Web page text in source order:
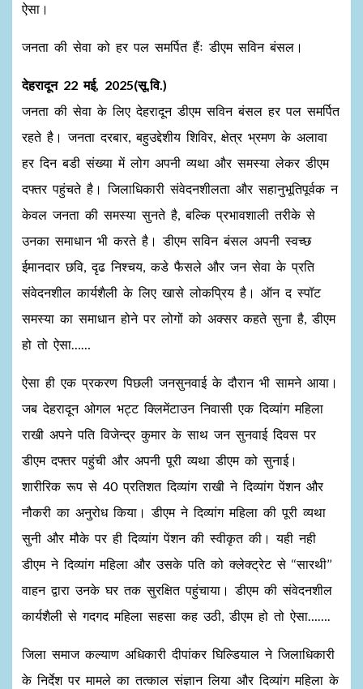
ऐसा।
जनता की सेवा को हर पल समर्पित हैंः डीएम सविन बंसल।
देहरादून 22 मई, 2025(सू.वि.)
जनता की सेवा के लिए देहरादून डीएम सविन बंसल हर पल समर्पित
रहते है। जनता दरबार, बहुउद्देशीय शिविर, क्षेत्र भ्रमण के अलावा
हर दिन बडी संख्या में लोग अपनी व्यथा और समस्या लेकर डीएम
दफ्तर पहुंचते है। जिलाधिकारी संवेदनशीलता और सहानुभूतिपूर्वक न
केवल जनता की समस्या सुनते है, बल्कि प्रभावशाली तरीके से
उनका समाधान भी करते है। डीएम सविन बंसल अपनी स्वच्छ
ईमानदार छवि, दृढ निश्चय, कडे फैसले और जन सेवा के प्रति
संवेदनशील कार्यशैली के लिए खासे लोकप्रिय है। ऑन द स्पॉट
समस्या का समाधान होने पर लोगों को अक्सर कहते सुना है, डीएम
हो तो ऐसा……
ऐसा ही एक प्रकरण पिछली जनसुनवाई के दौरान भी सामने आया।
जब देहरादून ओगल भट्ट क्लिमेंटाउन निवासी एक दिव्यांग महिला
राखी अपने पति विजेन्द्र कुमार के साथ जन सुनवाई दिवस पर
डीएम दफ्तर पहुंची और अपनी पूरी व्यथा डीएम को सुनाई।
शारीरिक रूप से 40 प्रतिशत दिव्यांग राखी ने दिव्यांग पेंशन और
नौकरी का अनुरोध किया। डीएम ने दिव्यांग महिला की पूरी व्यथा
सुनी और मौके पर ही दिव्यांग पेंशन की स्वीकृत की। यही नही
डीएम ने दिव्यांग महिला और उसके पति को क्लेक्ट्रेट से ‘‘सारथी’’
वाहन द्वारा उनके घर तक सुरक्षित पहुंचाया। डीएम की संवेदनशील
कार्यशैली से गदगद महिला सहसा कह उठी, डीएम हो तो ऐसा…….
जिला समाज कल्याण अधिकारी दीपांकर घिल्डियाल ने जिलाधिकारी
के निर्देश पर मामले का तत्काल संज्ञान लिया और दिव्यांग महिला के